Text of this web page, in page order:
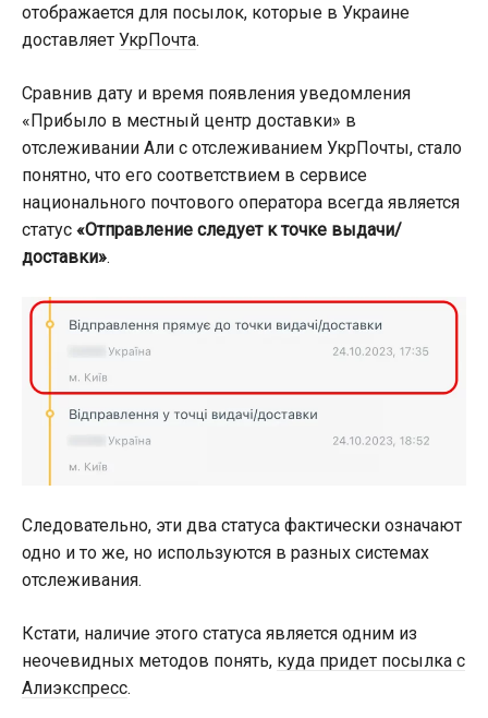
отображается для посылок, которые в Украине
доставляет УкрПочта.
Сравнив дату и время появления уведомления
«Прибыло в местный центр доставки» в
отслеживании Али с отслеживанием УкрПочты, стало
понятно, что его соответствием в сервисе
национального почтового оператора всегда является
статус «Отправление следует к точке выдачи/
доставки».
Следовательно, эти два статуса фактически означают
одно и то же, но используются в разных системах
отслеживания.
Кстати, наличие этого статуса является одним из
неочевидных методов понять, куда придет посылка с
Алиэкспресс.